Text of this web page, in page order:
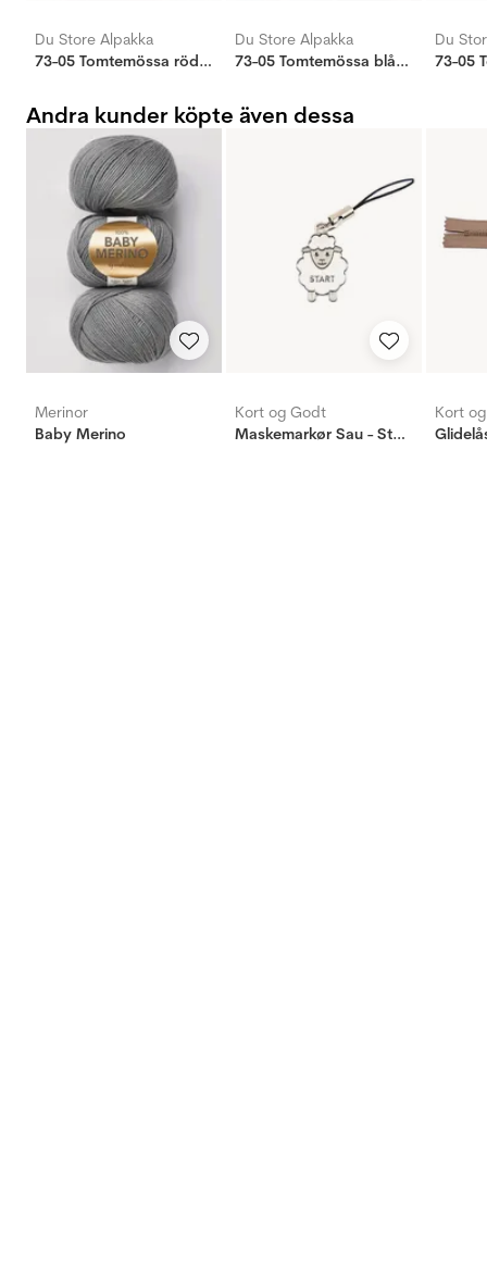
Du Store Alpakka
73-05 Tomtemössa röd/natur
Du Store Alpakka
73-05 Tomtemössa blå/grå
Du
Andra kunder köpte även dessa
Merinor
Baby Merino
Kort og Godt
Maskemarkør Sau - Start - Hvit
Kort